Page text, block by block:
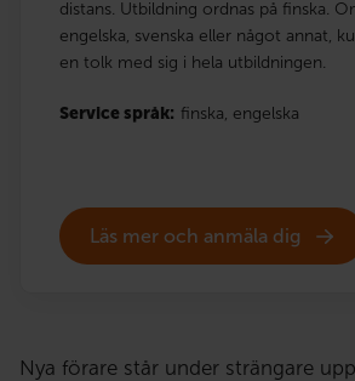
distans. Utbildning ordnas på finska.
engelska, svenska eller något annat,
en tolk med sig i hela utbildningen.
Service språk: finska, engelska
Läs mer och anmäla dig
Nya förare står under strängare